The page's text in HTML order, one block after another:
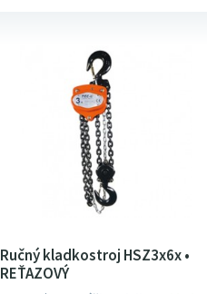
Ručný kladkostroj HSZ3x6x •
REŤAZOVÝ